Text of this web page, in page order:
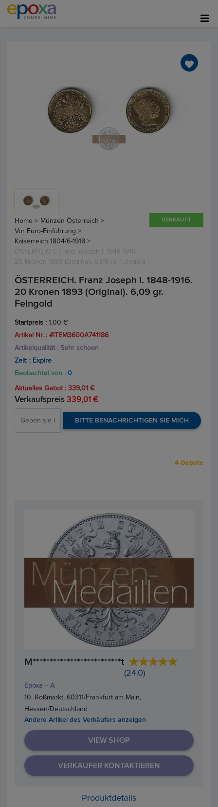
Home > Münzen Österreich >
Vor Euro-Einführung >
Kaiserreich 1804/6-1918 >
ÖSTERREICH. Franz Joseph I. 1848-1916.
20 Kronen 1893 (Original). 6,09 gr. Feingold
VERKAUFT
ÖSTERREICH. Franz Joseph I. 1848-1916.
20 Kronen 1893 (Original). 6,09 gr.
Feingold
Startpreis : 1,00 €
Artikel Nr. : #ITEM3600A741186
Artikelqualität : Sehr schoen
Zeit: : Expire
Beobachtet von : 0
Aktuelles Gebot : 339,01 €
Verkaufspreis 339,01 €
BITTE BENACHRICHTIGEN SIE MICH
4 Gebote
M**************************t
(24.0)
Epoxa – A
10, Roßmarkt, 60311/Frankfurt am Main,
Hessen/Deutschland
Andere Artikel des Verkäufers anzeigen
VIEW SHOP
VERKÄUFER KONTAKTIEREN
Produktdetails